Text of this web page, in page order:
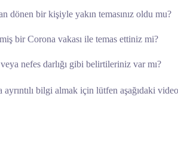
dönen bir kişiyle yakın temasınız oldu mu?
bir Corona vakası ile temas ettiniz mi?
nefes darlığı gibi belirtileriniz var mı?
bilgi almak için lütfen aşağıdaki video